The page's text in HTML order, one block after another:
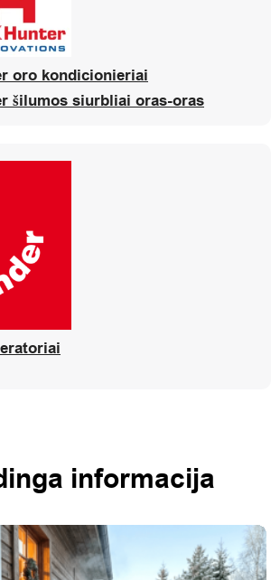
oro kondicionieriai
šilumos siurbliai oras-oras
informacija